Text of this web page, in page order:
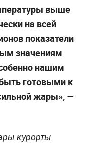
выше
на всей
показатели
значениям
нашим
готовыми к
жары», —
курорты